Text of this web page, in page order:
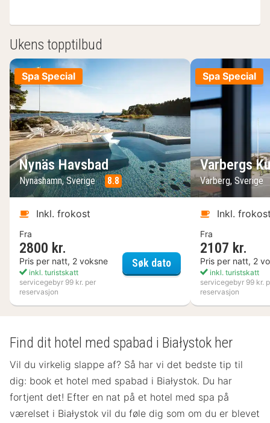
Ukens topptilbud
Spa Special
Nynäs Havsbad
Nynäshamn, Sverige 8.8
Inkl. frokost
Fra
2800 kr.
Pris per natt, 2 voksne
inkl. turistskatt
servicegebyr 99 kr. per
reservasjon
Søk datoNynäs Havsbad
Spa Special
Varbergs
Varberg, Sverige
Inkl.
Fra
2107 kr.
Pris per natt, 2
inkl. turistskatt
servicegebyr 99 kr.
reservasjon
Find dit hotel med spabad i Białystok her
Vil du virkelig slappe af? Så har vi det bedste tip til
dig: book et hotel med spabad i Białystok. Du har
fortjent det! Efter en nat på et hotel med spa på
værelset i Białystok vil du føle dig som om du er blevet